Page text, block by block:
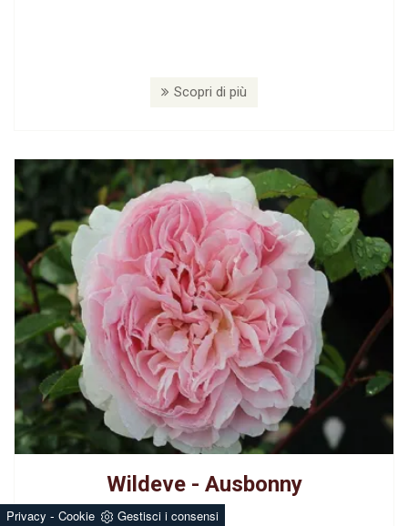
Scopri di più
Wildeve - Ausbonny
Privacy - Cookie Gestisci i consensi